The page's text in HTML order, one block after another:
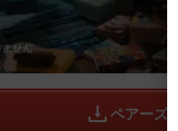
ペアーズ(